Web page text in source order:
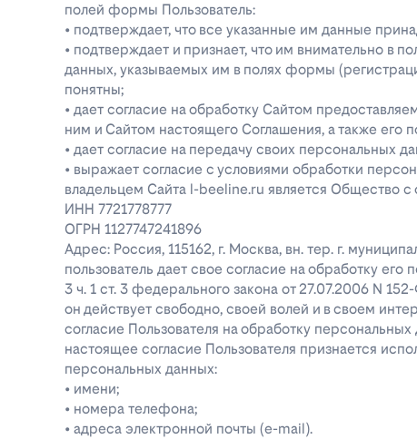
полей формы Пользователь:
• подтверждает, что все указанные им данные
• подтверждает и признает, что им внимательно в
данных, указываемых им в полях формы
понятны;
• дает согласие на обработку Сайтом
ним и Сайтом настоящего Соглашения, а также его
• дает согласие на передачу своих персональных
• выражает согласие с условиями обработки
владельцем Сайта l-beeline.ru является Общество
ИНН 7721778777
ОГРН 1127747241896
Адрес: Россия, 115162, г. Москва, вн. тер. г.
пользователь дает свое согласие на обработку
3 ч. 1 ст. 3 федерального закона от 27.07.2006 N
он действует свободно, своей волей и в своем
согласие Пользователя на обработку
настоящее согласие Пользователя признается
персональных данных:
• имени;
• номера телефона;
• адреса электронной почты (e-mail).